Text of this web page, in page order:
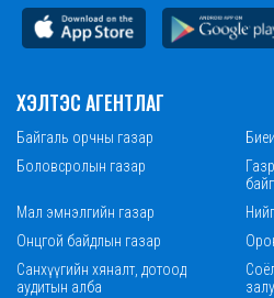
ХЭЛТЭС АГЕНТЛАГ
Байгаль орчны газар
Боловсролын газар
Мал эмнэлгийн газар
Онцгой байдлын газар
Санхүүгийн хяналт, дотоод
аудитын алба